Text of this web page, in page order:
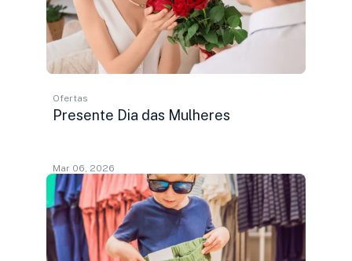
Ofertas
Presente Dia das Mulheres
Mar 06, 2026